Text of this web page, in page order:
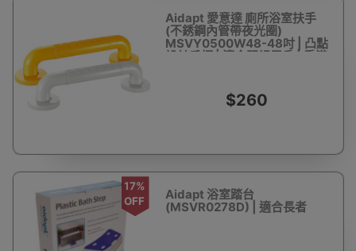
Aidapt 愛意達 廁所浴室扶手
(不銹鋼內管帶夜光圈)
MSVY0500W48-48吋 | 凸點
設計手柄 | 適合弱視用戶 | 香港
$260
17%
OFF
Aidapt 浴室踏台
(MSVR0278D) | 適合長者